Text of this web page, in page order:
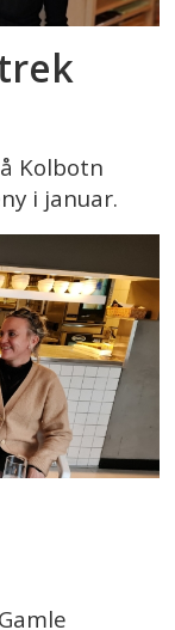
Kolbotn
i januar.